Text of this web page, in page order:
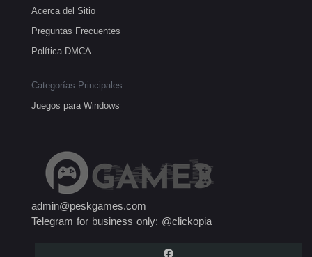
Acerca del Sitio
Preguntas Frecuentes
Política DMCA
Categorías Principales
Juegos para Windows
admin@peskgames.com
Telegram for business only: @clickopia